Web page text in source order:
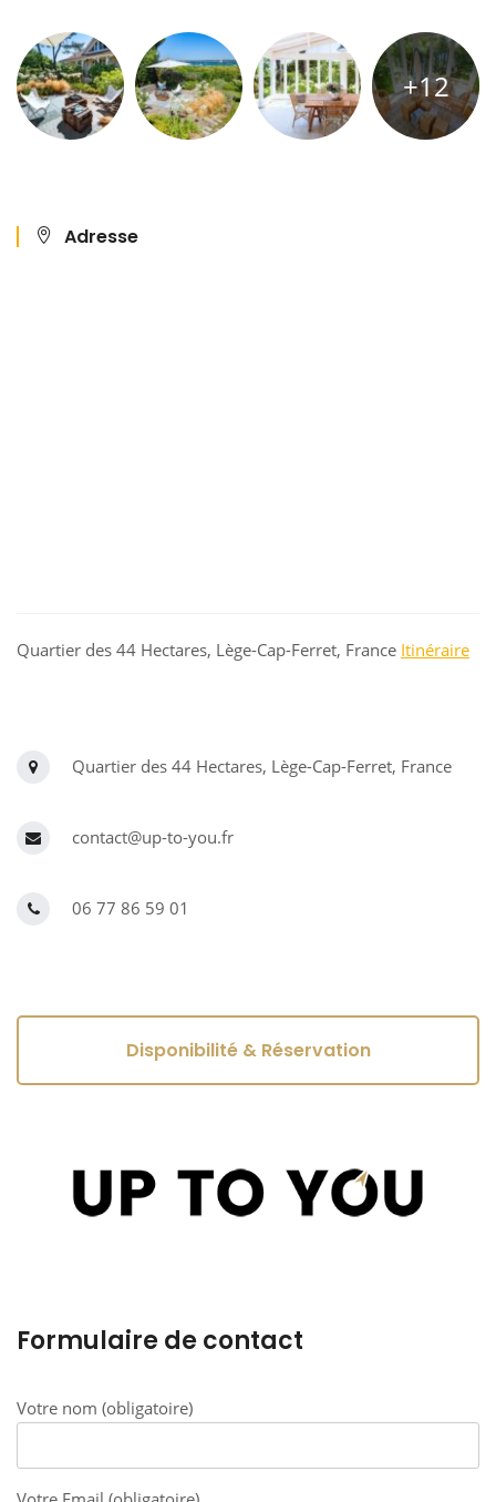
+12
Adresse
Quartier des 44 Hectares, Lège-Cap-Ferret, France Itinéraire
Quartier des 44 Hectares, Lège-Cap-Ferret, France
contact@up-to-you.fr
06 77 86 59 01
Disponibilité & Réservation
Formulaire de contact
Votre nom (obligatoire)